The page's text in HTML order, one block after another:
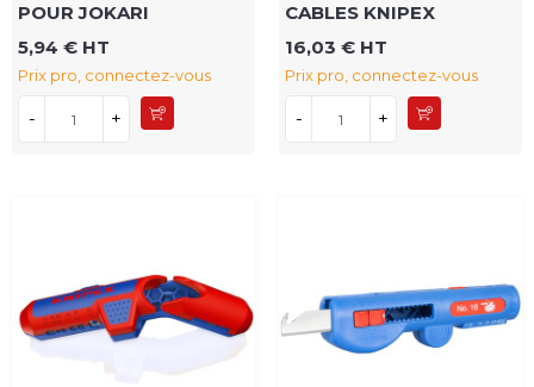
POUR JOKARI
5,94 € HT
Prix pro, connectez-vous
- +
CABLES KNIPEX
16,03 € HT
Prix pro, connectez-vous
- +